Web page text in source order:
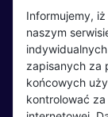
LinkedIn
Kandydaci
Regulamin
Informujemy,
naszym
zapisanych za
końcowych
kontrolować